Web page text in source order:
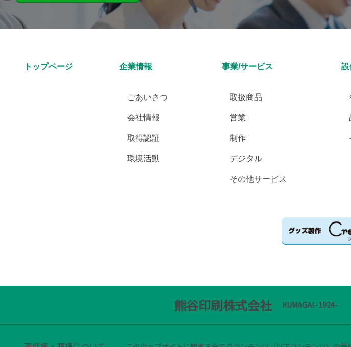
トップページ 企業情報
ごあいさつ
会社情報
取得認証
環境活動
事業/サービス
取扱商品
営業
制作
デジタル
その他サービス
設
熊谷印刷株式会社 KUMAGAI -1924-